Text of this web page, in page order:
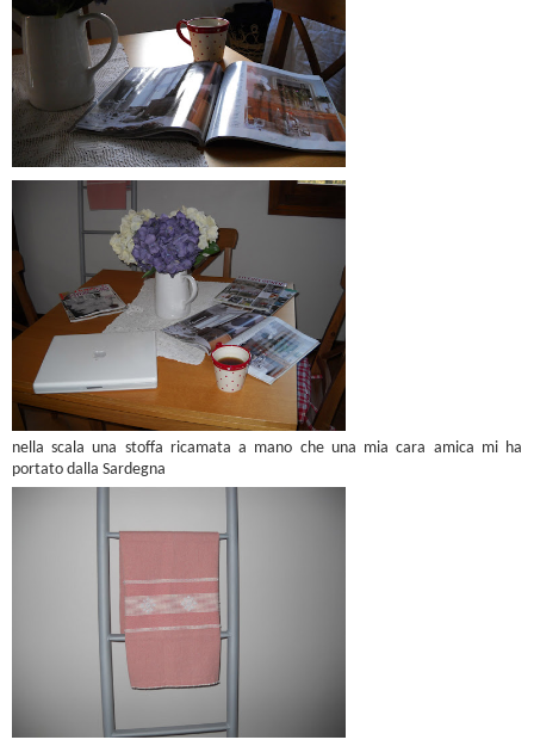
nella scala una stoffa ricamata a mano che una mia cara amica mi ha
portato dalla Sardegna